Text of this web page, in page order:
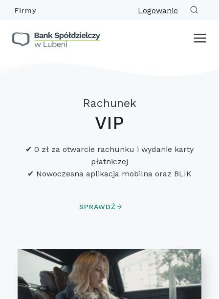
Przejdź
treści
Firmy Logowanie
Rachunek
VIP
✔ 0 zł za otwarcie rachunku i wydanie karty
płatniczej
✔ Nowoczesna aplikacja mobilna oraz BLIK
SPRAWDŹ